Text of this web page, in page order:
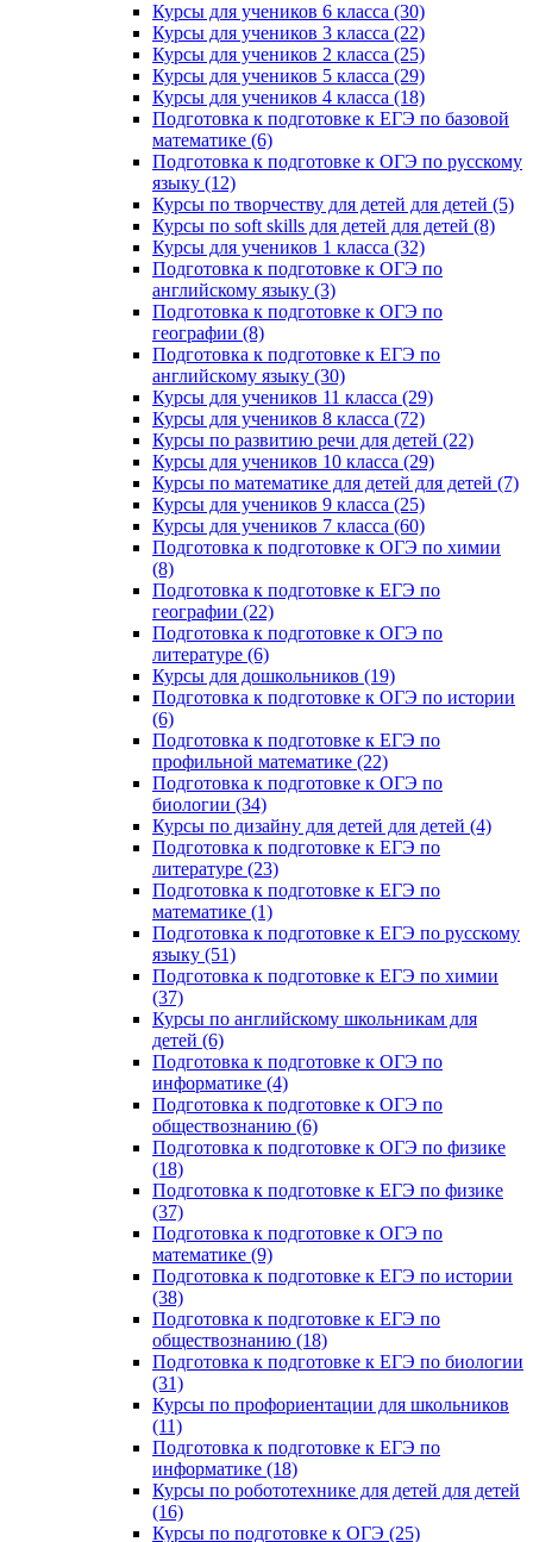
Курсы для учеников 6 класса (30)
Курсы для учеников 3 класса (22)
Курсы для учеников 2 класса (25)
Курсы для учеников 5 класса (29)
Курсы для учеников 4 класса (18)
Подготовка к подготовке к ЕГЭ по базовой
математике (6)
Подготовка к подготовке к ОГЭ по русскому
языку (12)
Курсы по творчеству для детей для детей (5)
Курсы по soft skills для детей для детей (8)
Курсы для учеников 1 класса (32)
Подготовка к подготовке к ОГЭ по
английскому языку (3)
Подготовка к подготовке к ОГЭ по
географии (8)
Подготовка к подготовке к ЕГЭ по
английскому языку (30)
Курсы для учеников 11 класса (29)
Курсы для учеников 8 класса (72)
Курсы по развитию речи для детей (22)
Курсы для учеников 10 класса (29)
Курсы по математике для детей для детей (7)
Курсы для учеников 9 класса (25)
Курсы для учеников 7 класса (60)
Подготовка к подготовке к ОГЭ по химии
(8)
Подготовка к подготовке к ЕГЭ по
географии (22)
Подготовка к подготовке к ОГЭ по
литературе (6)
Курсы для дошкольников (19)
Подготовка к подготовке к ОГЭ по истории
(6)
Подготовка к подготовке к ЕГЭ по
профильной математике (22)
Подготовка к подготовке к ОГЭ по
биологии (34)
Курсы по дизайну для детей для детей (4)
Подготовка к подготовке к ЕГЭ по
литературе (23)
Подготовка к подготовке к ЕГЭ по
математике (1)
Подготовка к подготовке к ЕГЭ по русскому
языку (51)
Подготовка к подготовке к ЕГЭ по химии
(37)
Курсы по английскому школьникам для
детей (6)
Подготовка к подготовке к ОГЭ по
информатике (4)
Подготовка к подготовке к ОГЭ по
обществознанию (6)
Подготовка к подготовке к ОГЭ по физике
(18)
Подготовка к подготовке к ЕГЭ по физике
(37)
Подготовка к подготовке к ОГЭ по
математике (9)
Подготовка к подготовке к ЕГЭ по истории
(38)
Подготовка к подготовке к ЕГЭ по
обществознанию (18)
Подготовка к подготовке к ЕГЭ по биологии
(31)
Курсы по профориентации для школьников
(11)
Подготовка к подготовке к ЕГЭ по
информатике (18)
Курсы по робототехнике для детей для детей
(16)
Курсы по подготовке к ОГЭ (25)